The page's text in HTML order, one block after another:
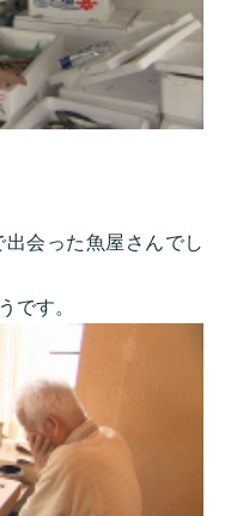
会った魚屋さんでし
です。